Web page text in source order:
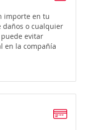
importe en tu
daños o cualquier
evitar
en la compañía